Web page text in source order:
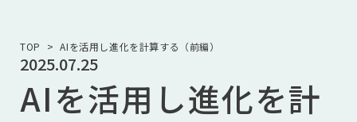
TOP AIを活用し進化を計算する（前編）
2025.07.25
AIを活用し進化を計